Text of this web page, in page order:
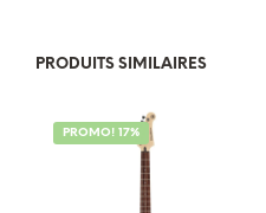
PRODUITS SIMILAIRES
PROMO! 17%